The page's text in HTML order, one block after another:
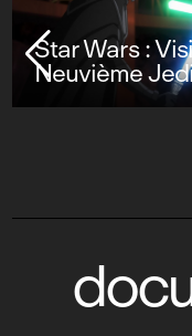
Star Wars :
Neuvième